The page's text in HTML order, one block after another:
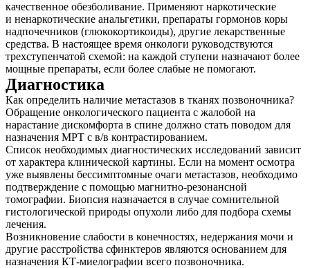
качественное обезболивание. Применяют наркотические
и ненаркотические анальгетики, препараты гормонов коры
надпочечников (глюкокортикоиды), другие лекарственные
средства. В настоящее время онкологи руководствуются
трехступенчатой схемой: на каждой ступени назначают более
мощные препараты, если более слабые не помогают.
Диагностика
Как определить наличие метастазов в тканях позвоночника?
Обращение онкологического пациента с жалобой на
нарастание дискомфорта в спине должно стать поводом для
назначения МРТ с в/в контрастированием.
Список необходимых диагностических исследований зависит
от характера клинической картины. Если на момент осмотра
уже выявлены бессимптомные очаги метастазов, необходимо
подтверждение с помощью магнитно-резонансной
томографии. Биопсия назначается в случае сомнительной
гистологической природы опухоли либо для подбора схемы
лечения.
Возникновение слабости в конечностях, недержания мочи и
другие расстройства сфинктеров являются основанием для
назначения КТ-миелографии всего позвоночника.